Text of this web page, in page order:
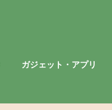
ガジェット・アプリ